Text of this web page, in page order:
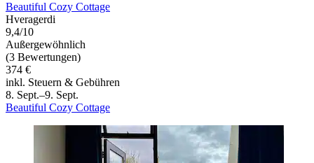
Beautiful Cozy Cottage
Hveragerdi
9,4/10
Außergewöhnlich
(3 Bewertungen)
374 €
inkl. Steuern & Gebühren
8. Sept.–9. Sept.
Beautiful Cozy Cottage